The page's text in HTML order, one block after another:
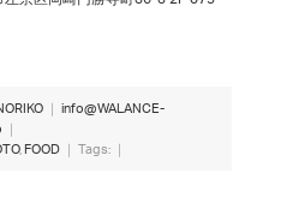
｜info@WALANCE-
｜
,FOOD ｜ Tags: ｜